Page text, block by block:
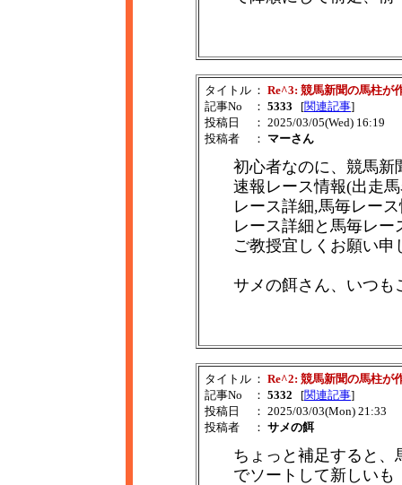
タイトル ： Re^3: 競馬新聞の馬柱が
記事No
： 5333 [関連記事]
投稿日
： 2025/03/05(Wed) 16:19
投稿者
： マーさん
初心者なのに、競馬新
速報レース情報(出走
レース詳細,馬毎レー
レース詳細と馬毎レ
ご教授宜しくお願い申
サメの餌さん、いつも
タイトル ： Re^2: 競馬新聞の馬柱が
記事No
： 5332 [関連記事]
投稿日
： 2025/03/03(Mon) 21:33
投稿者
： サメの餌
ちょっと補足すると
でソートして新しいも